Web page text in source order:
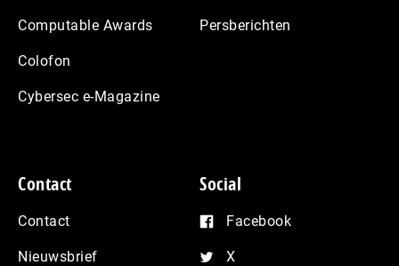
Computable Awards
Colofon
Cybersec e-Magazine
Persberichten
Contact
Contact
Nieuwsbrief
Social
Facebook
X